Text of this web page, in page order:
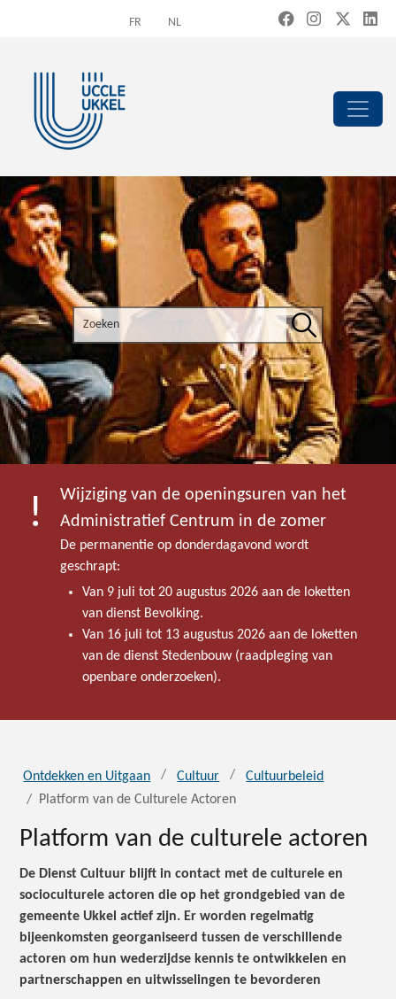
FR NL
Search the site
Zoeken
Wijziging van de openingsuren van het
Administratief Centrum in de zomer
De permanentie op donderdagavond wordt
geschrapt:
Van 9 juli tot 20 augustus 2026 aan de loketten
van dienst Bevolking.
Van 16 juli tot 13 augustus 2026 aan de loketten
van de dienst Stedenbouw (raadpleging van
openbare onderzoeken).
Ontdekken en Uitgaan Cultuur
Cultuurbeleid
Platform van de Culturele Actoren
Platform van de culturele actoren
De Dienst Cultuur blijft in contact met de culturele en
socioculturele actoren die op het grondgebied van de
gemeente Ukkel actief zijn. Er worden regelmatig
bijeenkomsten georganiseerd tussen de verschillende
actoren om hun wederzijdse kennis te ontwikkelen en
partnerschappen en uitwisselingen te bevorderen